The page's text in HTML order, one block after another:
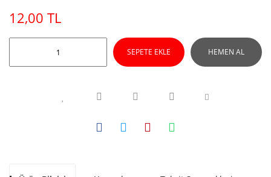
12,00 TL
SEPETE EKLE HEMEN AL